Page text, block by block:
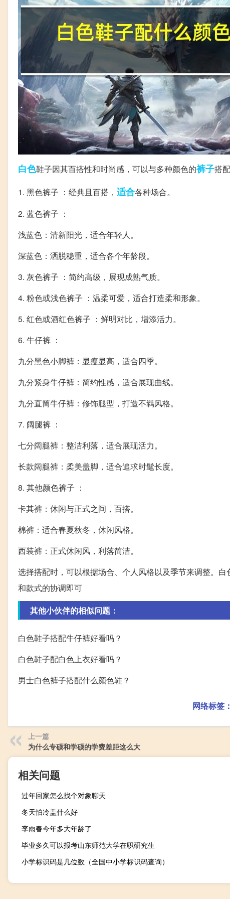
白色鞋子因其百搭性和时尚感，可以与多种颜色的裤子搭
1. 黑色裤子 ：经典且百搭， 适合各种场合。
2. 蓝色裤子 ：
浅蓝色：清新阳光，适合年轻人。
深蓝色：洒脱稳重，适合各个年龄段。
3. 灰色裤子 ：简约高级，展现成熟气质。
4. 粉色或浅色裤子 ：温柔可爱，适合打造柔和形象。
5. 红色或酒红色裤子 ：鲜明对比，增添活力。
6. 牛仔裤 ：
九分黑色小脚裤：显瘦显高，适合四季。
九分紧身牛仔裤：简约性感，适合展现曲线。
九分直筒牛仔裤：修饰腿型，打造不羁风格。
7. 阔腿裤 ：
七分阔腿裤：整洁利落，适合展现活力。
长款阔腿裤：柔美盖脚，适合追求时髦长度。
8. 其他颜色裤子 ：
卡其裤：休闲与正式之间，百搭。
棉裤：适合春夏秋冬，休闲风格。
西装裤：正式休闲风，利落简洁。
选择搭配时，可以根据场合、个人风格以及季节来调整。
和款式的协调即可
其他小伙伴的相似问题：
白色鞋子搭配牛仔裤好看吗？
白色鞋子配白色上衣好看吗？
男士白色裤子搭配什么颜色鞋？
网络标签：
上一篇
为什么专硕和学硕的学费差距这么大
相关问题
过年回家怎么找个对象聊天
冬天怕冷盖什么好
李雨春今年多大年龄了
毕业多久可以报考山东师范大学在职研究生
小学标识码是几位数（全国中小学标识码查询）